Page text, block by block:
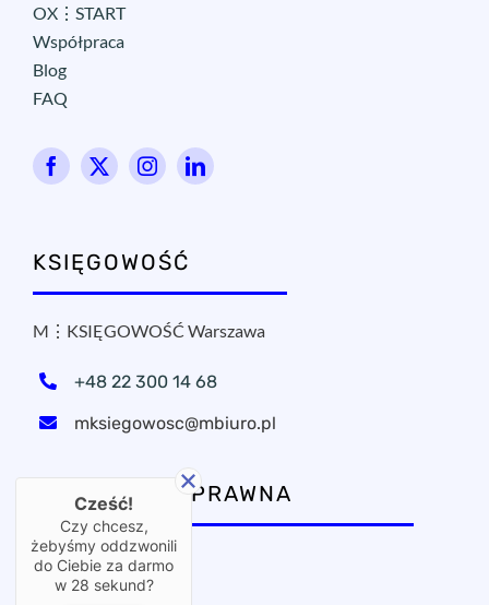
OX⋮START
Współpraca
Blog
FAQ
KSIĘGOWOŚĆ
M⋮KSIĘGOWOŚĆ Warszawa
+48 22 300 14 68
mksiegowosc@mbiuro.pl
KANCELARIA PRAWNA
OxPublica Warszawa
Cześć!
Czy chcesz,
żebyśmy oddzwonili
do Ciebie za darmo
w 28 sekund?